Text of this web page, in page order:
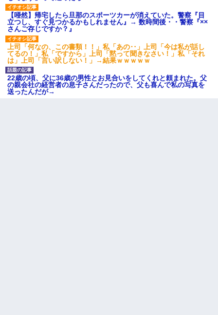
昨日37歳のおばさんと行為したんだけどめちゃくちゃだった
姉旦那の友達「ほんとのパパだよ～」私のお腹を触ってほざく。
→思わず手を叩いて振り払ったら…
10年ほど前、息子がまだ年中だった時に離婚したんだけど、一昨
年の暮れに突然息子が職場を訪ねてきた。
【唖然】帰宅したら旦那のスポーツカーが消えていた。警察『目
立つし、すぐ見つかるかもしれません』→ 数時間後・・警察『××
さんご存じですか？』
上司「何なの、この書類！！」私「あの‥」上司「今は私が話し
てるの！」私「ですから」上司「黙って聞きなさい！」私「それ
は」上司「言い訳しない！」→結果ｗｗｗｗｗ
22歳の頃、父に36歳の男性とお見合いをしてくれと頼まれた。父
の親会社の経営者の息子さんだったので、父も喜んで私の写真を
送ったんだが→